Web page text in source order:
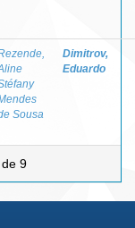
Sousa
Dimitrov,
Eduardo
9